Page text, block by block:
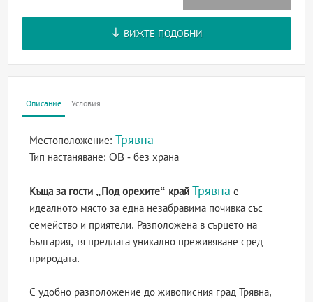
ВИЖТЕ ПОДОБНИ
Описание Условия
Местоположение: Трявна
Тип настаняване:OB - без храна
Къща за гости „Под орехите“ край Трявна е
идеалното място за една незабравима почивка със
семейство и приятели. Разположена в сърцето на
България, тя предлага уникално преживяване сред
природата.
С удобно разположение до живописния град Трявна,